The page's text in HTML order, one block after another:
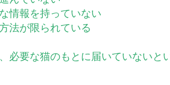
情報を持っていない
法が限られている
必要な猫のもとに届いていないと